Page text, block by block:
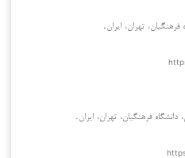
فرهنگیان، تهران، ایران.
فرهنگیان، تهران، ایران.